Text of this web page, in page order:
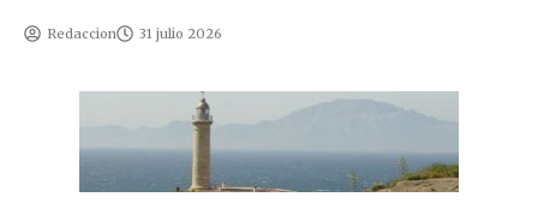
Redaccion 31 julio 2026